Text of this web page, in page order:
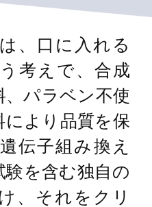
、口に入れる
考えで、合成
、パラベン不使
により品質を保
伝子組み換え
験を含む独自の
、それをクリ